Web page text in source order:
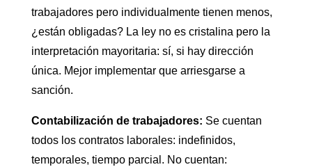
trabajadores pero individualmente tienen menos,
¿están obligadas? La ley no es cristalina pero la
interpretación mayoritaria: sí, si hay dirección
única. Mejor implementar que arriesgarse a
sanción.
Contabilización de trabajadores: Se cuentan
todos los contratos laborales: indefinidos,
temporales, tiempo parcial. No cuentan: